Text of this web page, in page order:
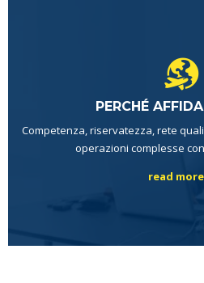
PERCHÉ
Competenza, riservatezza, rete
operazioni complesse
read more